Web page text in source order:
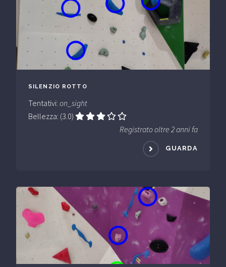
SILENZIO ROTTO
Tentativi: on_sight
Bellezza: (3.0)
Registrato oltre 2 anni fa
GUARDA